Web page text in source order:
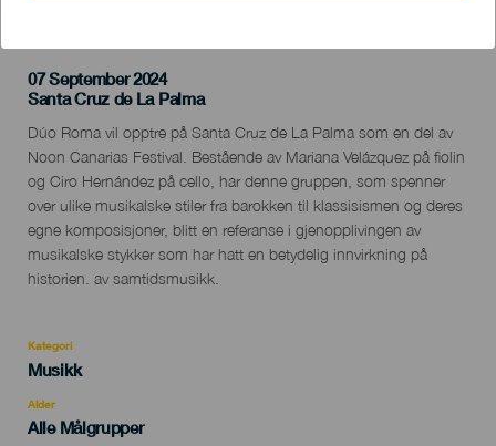
07 September 2024
Localidad
Santa Cruz de La Palma
Descripción
del
evento
Dúo Roma vil opptre på Santa Cruz de La Palma som en del av
Noon Canarias Festival. Bestående av Mariana Velázquez på fiolin
og Ciro Hernández på cello, har denne gruppen, som spenner
over ulike musikalske stiler fra barokken til klassisismen og deres
egne komposisjoner, blitt en referanse i gjenopplivingen av
musikalske stykker som har hatt en betydelig innvirkning på
historien. av samtidsmusikk.
Kategori
Categoría
evento
Musikk
Alder
Edad
Alle Målgrupper